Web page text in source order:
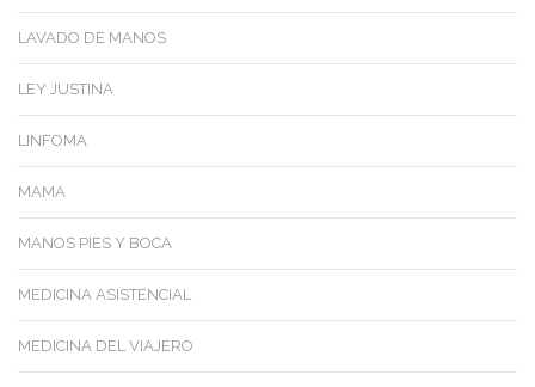
LAVADO DE MANOS
LEY JUSTINA
LINFOMA
MAMA
MANOS PIES Y BOCA
MEDICINA ASISTENCIAL
MEDICINA DEL VIAJERO